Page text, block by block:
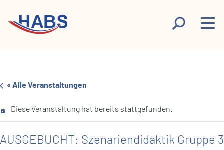
« Alle Veranstaltungen
Diese Veranstaltung hat bereits stattgefunden.
AUSGEBUCHT: Szenariendidaktik Gruppe 3